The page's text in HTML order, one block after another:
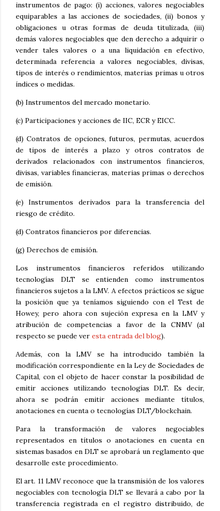
instrumentos de pago: (i) acciones, valores negociables
equiparables a las acciones de sociedades, (ii) bonos y
obligaciones u otras formas de deuda titulizada, (iii)
demás valores negociables que den derecho a adquirir o
vender tales valores o a una liquidación en efectivo,
determinada referencia a valores negociables, divisas,
tipos de interés o rendimientos, materias primas u otros
índices o medidas.
(b) Instrumentos del mercado monetario.
(c) Participaciones y acciones de IIC, ECR y EICC.
(d) Contratos de opciones, futuros, permutas, acuerdos
de tipos de interés a plazo y otros contratos de
derivados relacionados con instrumentos financieros,
divisas, variables financieras, materias primas o derechos
de emisión.
(e) Instrumentos derivados para la transferencia del
riesgo de crédito.
(d) Contratos financieros por diferencias.
(g) Derechos de emisión.
Los instrumentos financieros referidos utilizando
tecnologías DLT se entienden como instrumentos
financieros sujetos a la LMV. A efectos prácticos se sigue
la posición que ya teníamos siguiendo con el Test de
Howey, pero ahora con sujeción expresa en la LMV y
atribución de competencias a favor de la CNMV (al
respecto se puede ver esta entrada del blog).
Además, con la LMV se ha introducido también la
modificación correspondiente en la Ley de Sociedades de
Capital, con el objeto de hacer constar la posibilidad de
emitir acciones utilizando tecnologías DLT. Es decir,
ahora se podrán emitir acciones mediante títulos,
anotaciones en cuenta o tecnologías DLT/blockchain.
Para la transformación de valores negociables
representados en títulos o anotaciones en cuenta en
sistemas basados en DLT se aprobará un reglamento que
desarrolle este procedimiento.
El art. 11 LMV reconoce que la transmisión de los valores
negociables con tecnología DLT se llevará a cabo por la
transferencia registrada en el registro distribuido, de